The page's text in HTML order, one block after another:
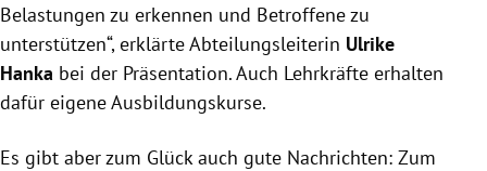
Belastungen zu erkennen und Betroffene zu
unterstützen“, erklärte Abteilungsleiterin Ulrike
Hanka bei der Präsentation. Auch Lehrkräfte erhalten
dafür eigene Ausbildungskurse.
Es gibt aber zum Glück auch gute Nachrichten: Zum